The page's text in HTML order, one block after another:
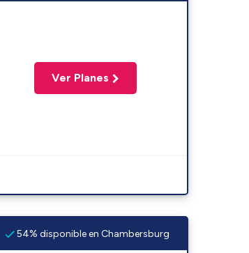
Ver Planes
54% disponible en Chambersburg